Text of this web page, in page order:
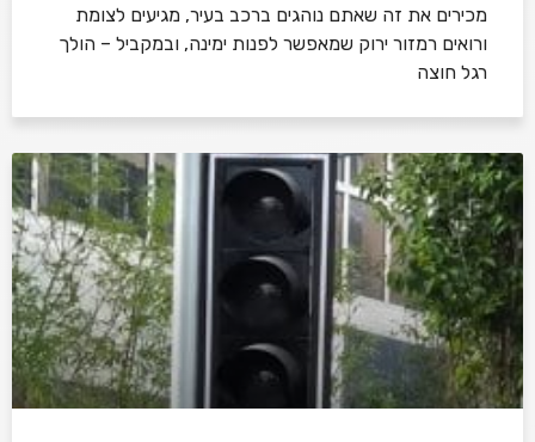
מכירים את זה שאתם נוהגים ברכב בעיר, מגיעים לצומת
ורואים רמזור ירוק שמאפשר לפנות ימינה, ובמקביל – הולך
רגל חוצה